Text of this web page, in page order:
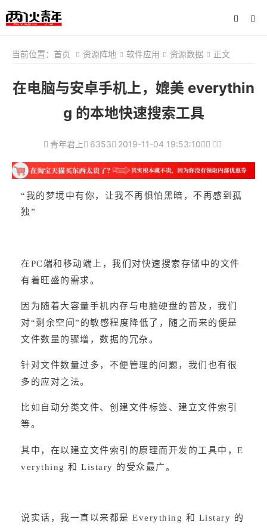
当前位置： 首页 资源阵地 软件应用 资源数据 正文
在电脑与安卓手机上，媲美 everythin
g 的本地快速搜索工具
青年君上 6353 2019-11-04 19:53:10
“我的梦境中有你，让我不再惧怕黑暗，不再感到孤
独”
在PC端和移动端上，我们对快速搜索存储中的文件
有着旺盛的需求。
因为随着大容量手机内存与电脑硬盘的普及，我们
对“剩余空间”的敏感程度降低了，随之而来的便是
文件数量的骤增，数据的冗杂。
针对文件数量过多，不便管理的问题，我们也有很
多的应对之法。
比如自动分类文件、创建文件标签、建立文件索引
等。
其中，在以建立文件索引的原理而开发的工具中，E
verything 和 Listary 的受众最广。
说实话，我一直以来都是 Everything 和 Listary 的